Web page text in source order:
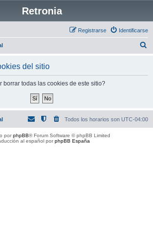
Retronia
Identificarse
Registrarse
del sitio
borrar todas las cookies de este sitio?
Todos los horarios son UTC-04:00
porphpBB® Forum Software © phpBB Limited
al español porphpBB España